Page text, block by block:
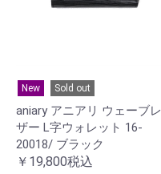
New Sold out
aniary アニアリ ウェーブレ
ザー L字ウォレット 16-
20018/ ブラック
￥19,800税込